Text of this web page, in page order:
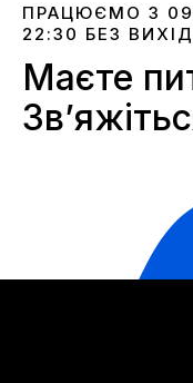
ПРАЦЮЄМО З
22:30 БЕЗ
Маєте